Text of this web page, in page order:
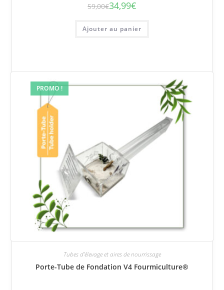
59,00€ Le
initial
était :
59,00€.
34,99€
Le
actuel
est :
34,99€.
Ajouter au panier
PROMO !
Tubes d'élevage et aires de nourrissage
Porte-Tube de Fondation V4 Fourmiculture®